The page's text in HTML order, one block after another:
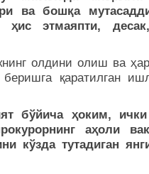
ва бошқа
ҳис этмаяпти,
олдини олиш ва
қаратилган
бўйича ҳоким,
аҳоли
кўзда тутадиган